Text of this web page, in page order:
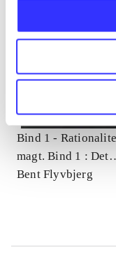
Bind 1 -
magt. Bind 1 : Det
konkretes videnskab
Bent Flyvbjerg